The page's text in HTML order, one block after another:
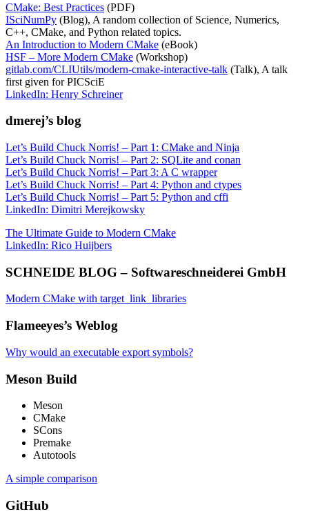
CMake: Best Practices (PDF)
ISciNumPy (Blog), A random collection of Science, Numerics,
C++, CMake, and Python related topics.
An Introduction to Modern CMake (eBook)
HSF – More Modern CMake (Workshop)
gitlab.com/CLIUtils/modern-cmake-interactive-talk (Talk), A talk
first given for PICSciE
LinkedIn: Henry Schreiner
dmerej’s blog
Let’s Build Chuck Norris! – Part 1: CMake and Ninja
Let’s Build Chuck Norris! – Part 2: SQLite and conan
Let’s Build Chuck Norris! – Part 3: A C wrapper
Let’s Build Chuck Norris! – Part 4: Python and ctypes
Let’s Build Chuck Norris! – Part 5: Python and cffi
LinkedIn: Dimitri Merejkowsky
The Ultimate Guide to Modern CMake
LinkedIn: Rico Huijbers
SCHNEIDE BLOG – Softwareschneiderei GmbH
Modern CMake with target_link_libraries
Flameeyes’s Weblog
Why would an executable export symbols?
Meson Build
Meson
CMake
SCons
Premake
Autotools
A simple comparison
GitHub